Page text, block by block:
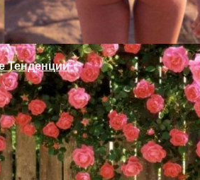
Тенденции
Доме